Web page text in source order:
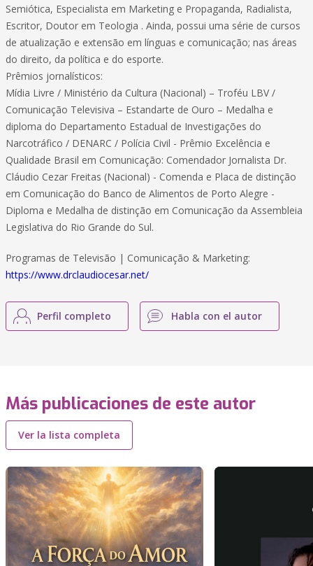
Semiótica, Especialista em Marketing e Propaganda, Radialista,
Escritor, Doutor em Teologia . Ainda, possui uma série de cursos
de atualização e extensão em línguas e comunicação; nas áreas
do direito, da política e do esporte.
Prêmios jornalísticos:
Mídia Livre / Ministério da Cultura (Nacional) – Troféu LBV /
Comunicação Televisiva – Estandarte de Ouro – Medalha e
diploma do Departamento Estadual de Investigações do
Narcotráfico / DENARC / Polícia Civil - Prêmio Excelência e
Qualidade Brasil em Comunicação: Comendador Jornalista Dr.
Cláudio Cezar Freitas (Nacional) - Comenda e Placa de distinção
em Comunicação do Banco de Alimentos de Porto Alegre -
Diploma e Medalha de distinção em Comunicação da Assembleia
Legislativa do Rio Grande do Sul.
Programas de Televisão | Comunicação & Marketing:
https://www.drclaudiocesar.net/
Perfil completo Habla con el autor
Más publicaciones de este autor
Ver la lista completa